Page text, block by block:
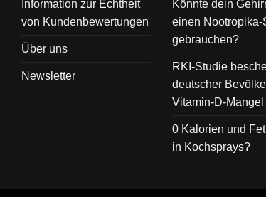
Information zur Echtheit
von Kundenbewertungen
Über uns
Newsletter
Könnte dein
einen Nootropika-
gebrauchen?
RKI-Studie
deutscher
Vitamin-D-Mangel
0 Kalorien und
in Kochsprays?